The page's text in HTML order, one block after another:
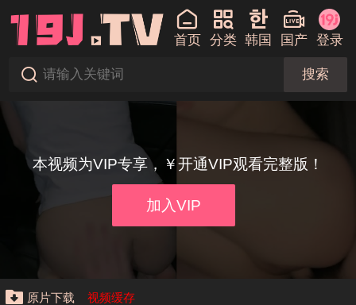
首页 分类 韩国 国产 登录
搜索
本视频为VIP专享，￥开通VIP观看完整版！
加入VIP
原片下载 视频缓存